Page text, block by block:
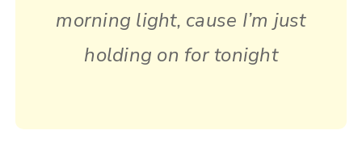
morning light, cause I’m just
holding on for tonight